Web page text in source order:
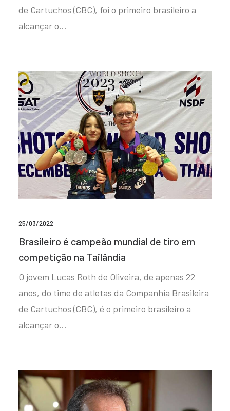
de Cartuchos (CBC), foi o primeiro brasileiro a
alcançar o…
25/03/2022
Brasileiro é campeão mundial de tiro em
competição na Tailândia
O jovem Lucas Roth de Oliveira, de apenas 22
anos, do time de atletas da Companhia Brasileira
de Cartuchos (CBC), é o primeiro brasileiro a
alcançar o…